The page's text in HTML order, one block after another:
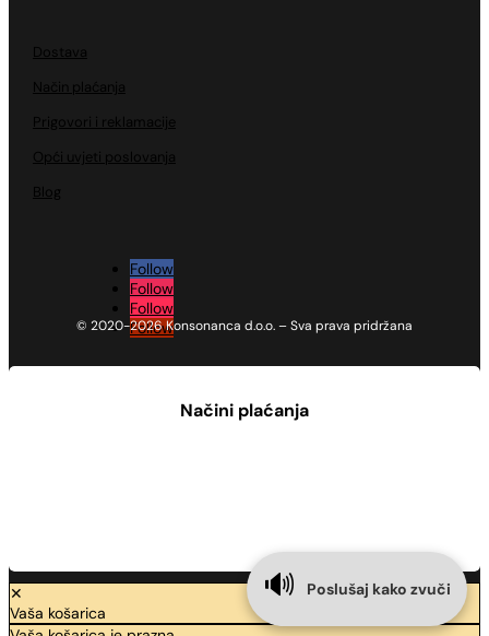
Dostava
Način plaćanja
Prigovori i reklamacije
Opći uvjeti poslovanja
Blog
Follow
Follow
Follow
Follow
© 2020-2026 Konsonanca d.o.o. – Sva prava pridržana
Načini plaćanja
🔊 Poslušaj kako zvuči
✕
Vaša košarica